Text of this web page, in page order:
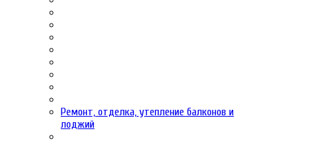
Ремонт, отделка, утепление балконов и
лоджий